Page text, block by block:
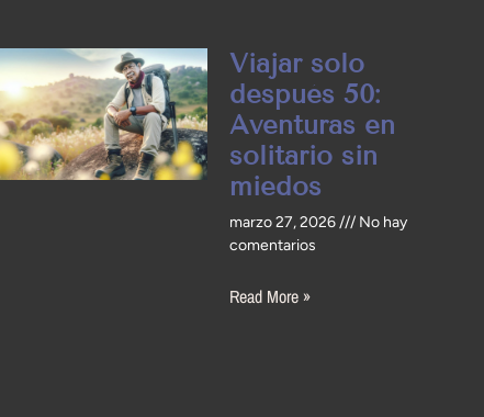
Viajar solo
después 50:
Aventuras en
solitario sin
miedos
marzo 27, 2026
No hay
comentarios
Read More »